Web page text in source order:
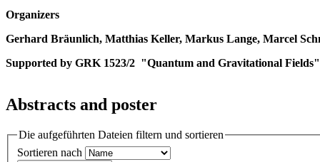
Organizers
Gerhard Bräunlich, Matthias Keller, Markus Lange, Marcel
Supported by GRK 1523/2 "Quantum and Gravitational Fields"
Abstracts and poster
Die aufgeführten Dateien filtern und sortieren
Sortieren nach